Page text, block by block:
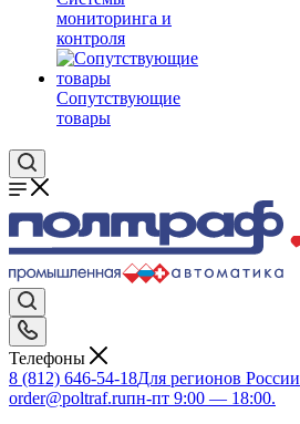
мониторинга и
контроля
Сопутствующие
товары
Телефоны
8 (812) 646-54-18Для регионов России
order@poltraf.ruпн-пт 9:00 — 18:00.